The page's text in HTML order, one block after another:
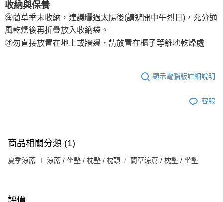
收納與保養
㊟藺草季末收納，建議曬過太陽後(請避開中午烈日)，充分通
風乾燥後再折疊放入收納袋。
㊟勿直接放置在地上或牆邊，請放置在櫃子等離地乾燥處
顯示電腦版詳細說明
客服
商品相關分類 (1)
夏季涼蓆 ∣ 涼蓆 / 坐墊 / 枕墊 / 枕頭 藺草涼蓆 / 枕墊 / 坐墊
評價